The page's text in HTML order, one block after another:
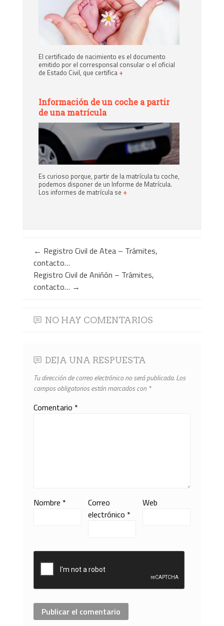
El certificado de nacimiento es el documento
emitido por el corresponsal consular o el oficial
de Estado Civil, que certifica +
Información de un coche a partir
de una matrícula
Es curioso porque, partir de la matrícula tu coche,
podemos disponer de un Informe de Matrícula.
Los informes de matrícula se +
← Registro Civil de Atea – Trámites,
contacto…
Registro Civil de Aniñón – Trámites,
contacto… →
NO HAY COMENTARIOS
DEJA UNA RESPUESTA
Tu dirección de correo electrónico no será publicada.Los
campos obligatorios están marcados con *
Comentario *
Nombre *
Correo
electrónico *
Web